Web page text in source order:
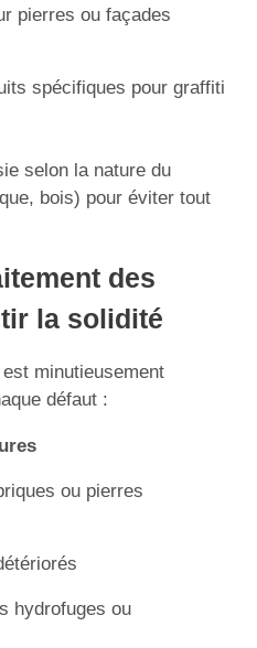
pierres ou façades
spécifiques pour graffiti
selon la nature du
bois) pour éviter tout
des
la solidité
minutieusement
défaut :
ou pierres
hydrofuges ou